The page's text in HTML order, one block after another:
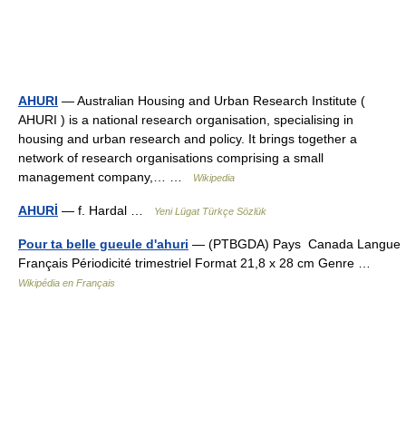
AHURI — Australian Housing and Urban Research Institute (
AHURI ) is a national research organisation, specialising in
housing and urban research and policy. It brings together a
network of research organisations comprising a small
management company,… …
Wikipedia
AHURİ — f. Hardal … Yeni Lügat Türkçe Sözlük
Pour ta belle gueule d'ahuri — (PTBGDA) Pays Canada Langue
Français Périodicité trimestriel Format 21,8 x 28 cm Genre …
Wikipédia en Français